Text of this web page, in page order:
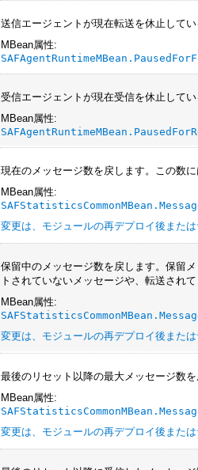
送信エージェントが現在転送を休止してい
MBean属性:
受信エージェントが現在受信を休止してい
MBean属性:
現在のメッセージ数を戻します。この数
MBean属性:
変更は、モジュールの再デプロイ後また
保留中のメッセージ数を戻します。保留
トされていないメッセージや、転送され
MBean属性:
変更は、モジュールの再デプロイ後また
最後のリセット以降の最大メッセージ数を
MBean属性:
変更は、モジュールの再デプロイ後また